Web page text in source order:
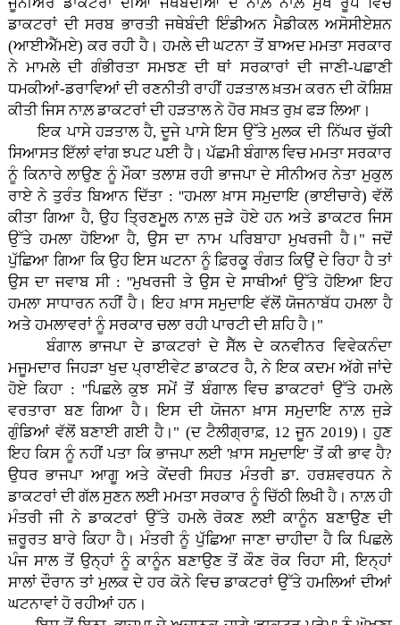
ਡਾਕਟਰਾਂ ਦੀ ਸਰਬ ਭਾਰਤੀ ਜਥੇਬੰਦੀ ਇੰਡੀਅਨ ਮੈਡੀਕਲ ਅਸੋਸੀਏਸ਼ਨ
(ਆਈਐੱਮਏ) ਕਰ ਰਹੀ ਹੈ। ਹਮਲੇ ਦੀ ਘਟਨਾ ਤੋਂ ਬਾਅਦ ਮਮਤਾ ਸਰਕਾਰ
ਨੇ ਮਾਮਲੇ ਦੀ ਗੰਭੀਰਤਾ ਸਮਝਣ ਦੀ ਥਾਂ ਸਰਕਾਰਾਂ ਦੀ ਜਾਣੀ-ਪਛਾਣੀ
ਧਮਕੀਆਂ-ਡਰਾਵਿਆਂ ਦੀ ਰਣਨੀਤੀ ਰਾਹੀਂ ਹੜਤਾਲ ਖ਼ਤਮ ਕਰਨ ਦੀ ਕੋਸ਼ਿਸ਼
ਕੀਤੀ ਜਿਸ ਨਾਲ਼ ਡਾਕਟਰਾਂ ਦੀ ਹੜਤਾਲ ਨੇ ਹੋਰ ਸਖ਼ਤ ਰੁਖ਼ ਫੜ ਲਿਆ।
ਇਕ ਪਾਸੇ ਹੜਤਾਲ ਹੈ, ਦੂਜੇ ਪਾਸੇ ਇਸ ਉੱਤੇ ਮੁਲਕ ਦੀ ਨਿੱਘਰ ਚੁੱਕੀ
ਸਿਆਸਤ ਇੱਲਾਂ ਵਾਂਗ ਝਪਟ ਪਈ ਹੈ। ਪੱਛਮੀ ਬੰਗਾਲ ਵਿਚ ਮਮਤਾ ਸਰਕਾਰ
ਨੂੰ ਕਿਨਾਰੇ ਲਾਉਣ ਨੂੰ ਮੌਕਾ ਤਲਾਸ਼ ਰਹੀ ਭਾਜਪਾ ਦੇ ਸੀਨੀਅਰ ਨੇਤਾ ਮੁਕੁਲ
ਰਾਏ ਨੇ ਤੁਰੰਤ ਬਿਆਨ ਦਿੱਤਾ : ''ਹਮਲਾ ਖ਼ਾਸ ਸਮੁਦਾਇ (ਭਾਈਚਾਰੇ) ਵੱਲੋਂ
ਕੀਤਾ ਗਿਆ ਹੈ, ਉਹ ਤ੍ਰਿਣਮੂਲ ਨਾਲ਼ ਜੁੜੇ ਹੋਏ ਹਨ ਅਤੇ ਡਾਕਟਰ ਜਿਸ
ਉੱਤੇ ਹਮਲਾ ਹੋਇਆ ਹੈ, ਉਸ ਦਾ ਨਾਮ ਪਰਿਬਾਹਾ ਮੁਖਰਜੀ ਹੈ।" ਜਦੋਂ
ਪੁੱਛਿਆ ਗਿਆ ਕਿ ਉਹ ਇਸ ਘਟਨਾ ਨੂੰ ਫ਼ਿਰਕੂ ਰੰਗਤ ਕਿਉਂ ਦੇ ਰਿਹਾ ਹੈ ਤਾਂ
ਉਸ ਦਾ ਜਵਾਬ ਸੀ : ''ਮੁਖਰਜੀ ਤੇ ਉਸ ਦੇ ਸਾਥੀਆਂ ਉੱਤੇ ਹੋਇਆ ਇਹ
ਹਮਲਾ ਸਾਧਾਰਨ ਨਹੀਂ ਹੈ। ਇਹ ਖ਼ਾਸ ਸਮੁਦਾਇ ਵੱਲੋਂ ਯੋਜਨਾਬੱਧ ਹਮਲਾ ਹੈ
ਅਤੇ ਹਮਲਾਵਰਾਂ ਨੂੰ ਸਰਕਾਰ ਚਲਾ ਰਹੀ ਪਾਰਟੀ ਦੀ ਸ਼ਹਿ ਹੈ।"
ਬੰਗਾਲ ਭਾਜਪਾ ਦੇ ਡਾਕਟਰਾਂ ਦੇ ਸੈੱਲ ਦੇ ਕਨਵੀਨਰ ਵਿਵੇਕਨੰਦਾ
ਮਜੂਮਦਾਰ ਜਿਹੜਾ ਖੁਦ ਪ੍ਰਾਈਵੇਟ ਡਾਕਟਰ ਹੈ, ਨੇ ਇਕ ਕਦਮ ਅੱਗੇ ਜਾਂਦੇ
ਹੋਏ ਕਿਹਾ : ''ਪਿਛਲੇ ਕੁਝ ਸਮੇਂ ਤੋਂ ਬੰਗਾਲ ਵਿਚ ਡਾਕਟਰਾਂ ਉੱਤੇ ਹਮਲੇ
ਵਰਤਾਰਾ ਬਣ ਗਿਆ ਹੈ। ਇਸ ਦੀ ਯੋਜਨਾ ਖ਼ਾਸ ਸਮੁਦਾਇ ਨਾਲ਼ ਜੁੜੇ
ਗੁੰਡਿਆਂ ਵੱਲੋਂ ਬਣਾਈ ਗਈ ਹੈ।" (ਦ ਟੈਲੀਗ੍ਰਾਫ਼, 12 ਜੂਨ 2019)। ਹੁਣ
ਇਹ ਕਿਸ ਨੂੰ ਨਹੀਂ ਪਤਾ ਕਿ ਭਾਜਪਾ ਲਈ 'ਖ਼ਾਸ ਸਮੁਦਾਇ' ਤੋਂ ਕੀ ਭਾਵ ਹੈ?
ਉਧਰ ਭਾਜਪਾ ਆਗੂ ਅਤੇ ਕੇਂਦਰੀ ਸਿਹਤ ਮੰਤਰੀ ਡਾ. ਹਰਸ਼ਵਰਧਨ ਨੇ
ਡਾਕਟਰਾਂ ਦੀ ਗੱਲ ਸੁਣਨ ਲਈ ਮਮਤਾ ਸਰਕਾਰ ਨੂੰ ਚਿੱਠੀ ਲਿਖੀ ਹੈ। ਨਾਲ਼ ਹੀ
ਮੰਤਰੀ ਜੀ ਨੇ ਡਾਕਟਰਾਂ ਉੱਤੇ ਹਮਲੇ ਰੋਕਣ ਲਈ ਕਾਨੂੰਨ ਬਣਾਉਣ ਦੀ
ਜ਼ਰੂਰਤ ਬਾਰੇ ਕਿਹਾ ਹੈ। ਮੰਤਰੀ ਨੂੰ ਪੁੱਛਿਆ ਜਾਣਾ ਚਾਹੀਦਾ ਹੈ ਕਿ ਪਿਛਲੇ
ਪੰਜ ਸਾਲ ਤੋਂ ਉਨ੍ਹਾਂ ਨੂੰ ਕਾਨੂੰਨ ਬਣਾਉਣ ਤੋਂ ਕੌਣ ਰੋਕ ਰਿਹਾ ਸੀ, ਇਨ੍ਹਾਂ
ਸਾਲਾਂ ਦੌਰਾਨ ਤਾਂ ਮੁਲਕ ਦੇ ਹਰ ਕੋਨੇ ਵਿਚ ਡਾਕਟਰਾਂ ਉੱਤੇ ਹਮਲਿਆਂ ਦੀਆਂ
ਘਟਨਾਵਾਂ ਹੋ ਰਹੀਆਂ ਹਨ।